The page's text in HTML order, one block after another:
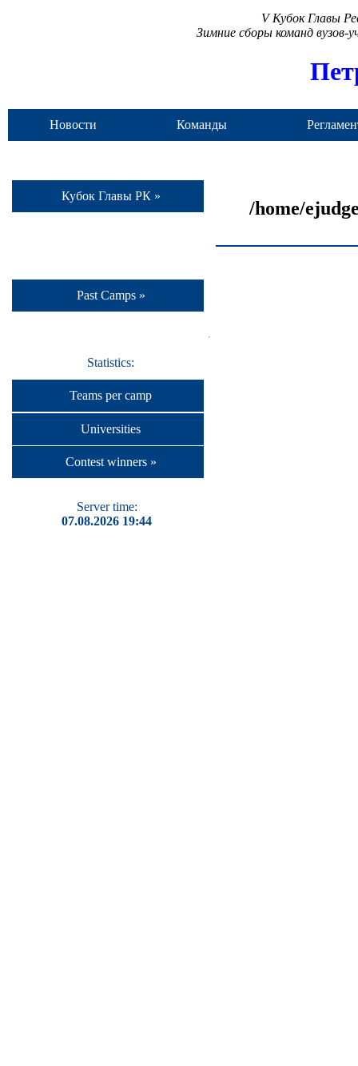
V Кубок Главы
Зимние сборы команд
Новости Команды
Кубок Главы РК »
Past Camps »
Statistics:
Teams per camp
Universities
Contest winners »
Server time:
07.08.2026 19:44
/home/